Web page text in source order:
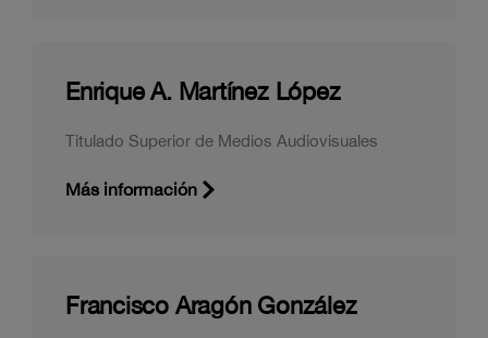
Enrique A. Martínez López
Titulado Superior de Medios Audiovisuales
Más información
Francisco Aragón González